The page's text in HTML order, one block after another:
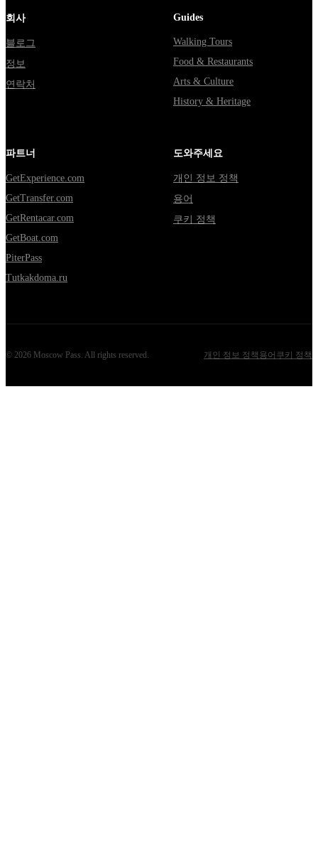
회사
블로그
정보
연락처
Guides
Walking Tours
Food & Restaurants
Arts & Culture
History & Heritage
파트너
GetExperience.com
GetTransfer.com
GetRentacar.com
GetBoat.com
PiterPass
Tutkakdoma.ru
도와주세요
개인 정보 정책
용어
쿠키 정책
© 2026 Moscow Pass. All rights reserved. 개인 정보 정책 용어 쿠키 정책